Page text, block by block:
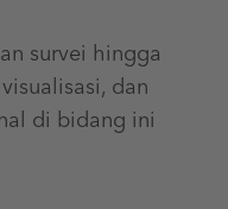
survei hingga
dan
di bidang ini